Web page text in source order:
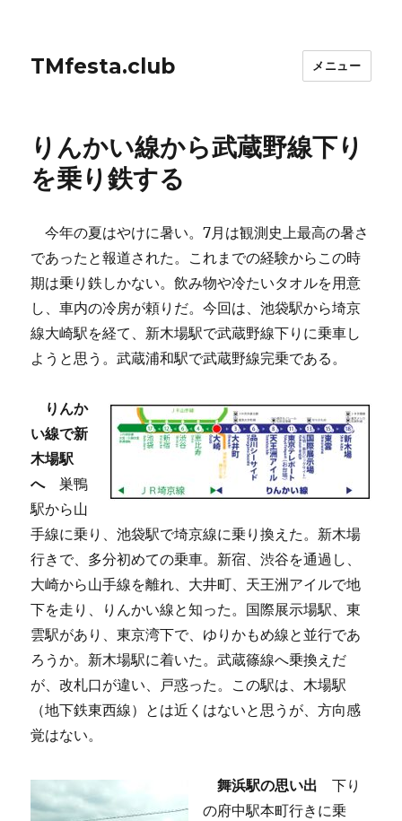
TMfesta.club メニュー
りんかい線から武蔵野線下り
を乗り鉄する
今年の夏はやけに暑い。7月は観測史上最高の暑さ
であったと報道された。これまでの経験からこの時
期は乗り鉄しかない。飲み物や冷たいタオルを用意
し、車内の冷房が頼りだ。今回は、池袋駅から埼京
線大崎駅を経て、新木場駅で武蔵野線下りに乗車し
ようと思う。武蔵浦和駅で武蔵野線完乗である。
りんか
い線で新
木場駅
へ巣鴨
駅から山
手線に乗り、池袋駅で埼京線に乗り換えた。新木場
行きで、多分初めての乗車。新宿、渋谷を通過し、
大崎から山手線を離れ、大井町、天王洲アイルで地
下を走り、りんかい線と知った。国際展示場駅、東
雲駅があり、東京湾下で、ゆりかもめ線と並行であ
ろうか。新木場駅に着いた。武蔵篠線へ乗換えだ
が、改札口が違い、戸惑った。この駅は、木場駅
（地下鉄東西線）とは近くはないと思うが、方向感
覚はない。
舞浜駅の思い出 下り
の府中駅本町行きに乗